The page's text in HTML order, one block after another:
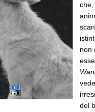
che,
non
del